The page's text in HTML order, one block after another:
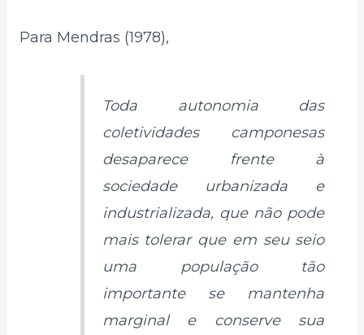
Para Mendras (1978),
Toda autonomia das
coletividades camponesas
desaparece frente à
sociedade urbanizada e
industrializada, que não pode
mais tolerar que em seu seio
uma população tão
importante se mantenha
marginal e conserve sua